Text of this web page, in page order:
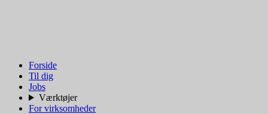
Forside
Til dig
Jobs
Værktøjer
For virksomheder